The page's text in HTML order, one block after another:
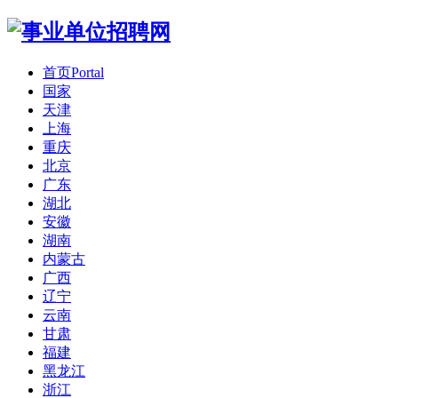
首页Portal
国家
天津
上海
重庆
北京
广东
湖北
安徽
湖南
内蒙古
广西
辽宁
云南
甘肃
福建
黑龙江
浙江